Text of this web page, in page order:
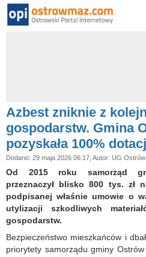
Azbest zniknie z
gospodarstw. Gmina
pozyskała 100%
Dodano: 29 maja 2026 06:17, Autor: UG
Od 2015 roku samorząd
przeznaczył blisko 800 tys. zł
podpisanej właśnie umowie o
utylizacji szkodliwych
gospodarstw.
Bezpieczeństwo mieszkańców i
priorytety samorządu gminy